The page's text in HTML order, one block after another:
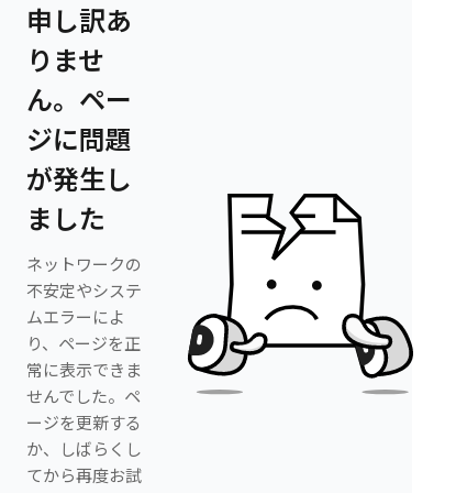
申し訳あ
りませ
ん。ペー
ジに問題
が発生し
ました
ネットワークの
不安定やシステ
ムエラーによ
り、ページを正
常に表示できま
せんでした。ペ
ージを更新する
か、しばらくし
てから再度お試